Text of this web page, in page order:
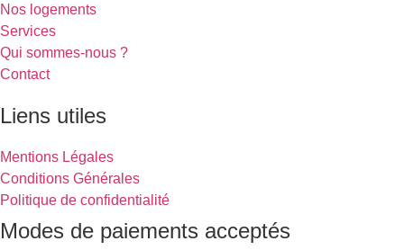
Nos logements
Services
Qui sommes-nous ?
Contact
Liens utiles
Mentions Légales
Conditions Générales
Politique de confidentialité
Modes de paiements acceptés